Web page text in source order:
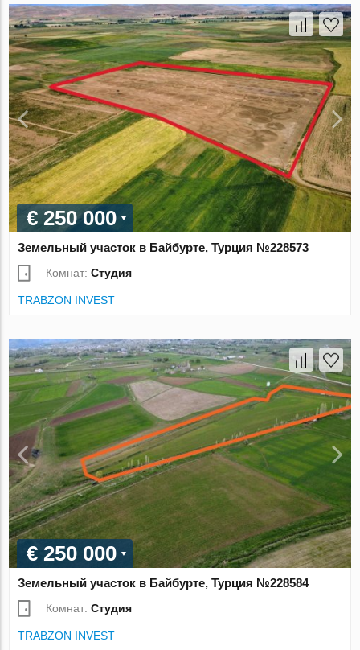
€ 250 000
Земельный участок в Байбурте, Турция №228573
Комнат:Студия
TRABZON INVEST
€ 250 000
Земельный участок в Байбурте, Турция №228584
Комнат:Студия
TRABZON INVEST